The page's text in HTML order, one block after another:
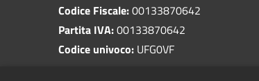
Codice Fiscale:00133870642
Partita IVA:00133870642
Codice univoco: UFG0VF